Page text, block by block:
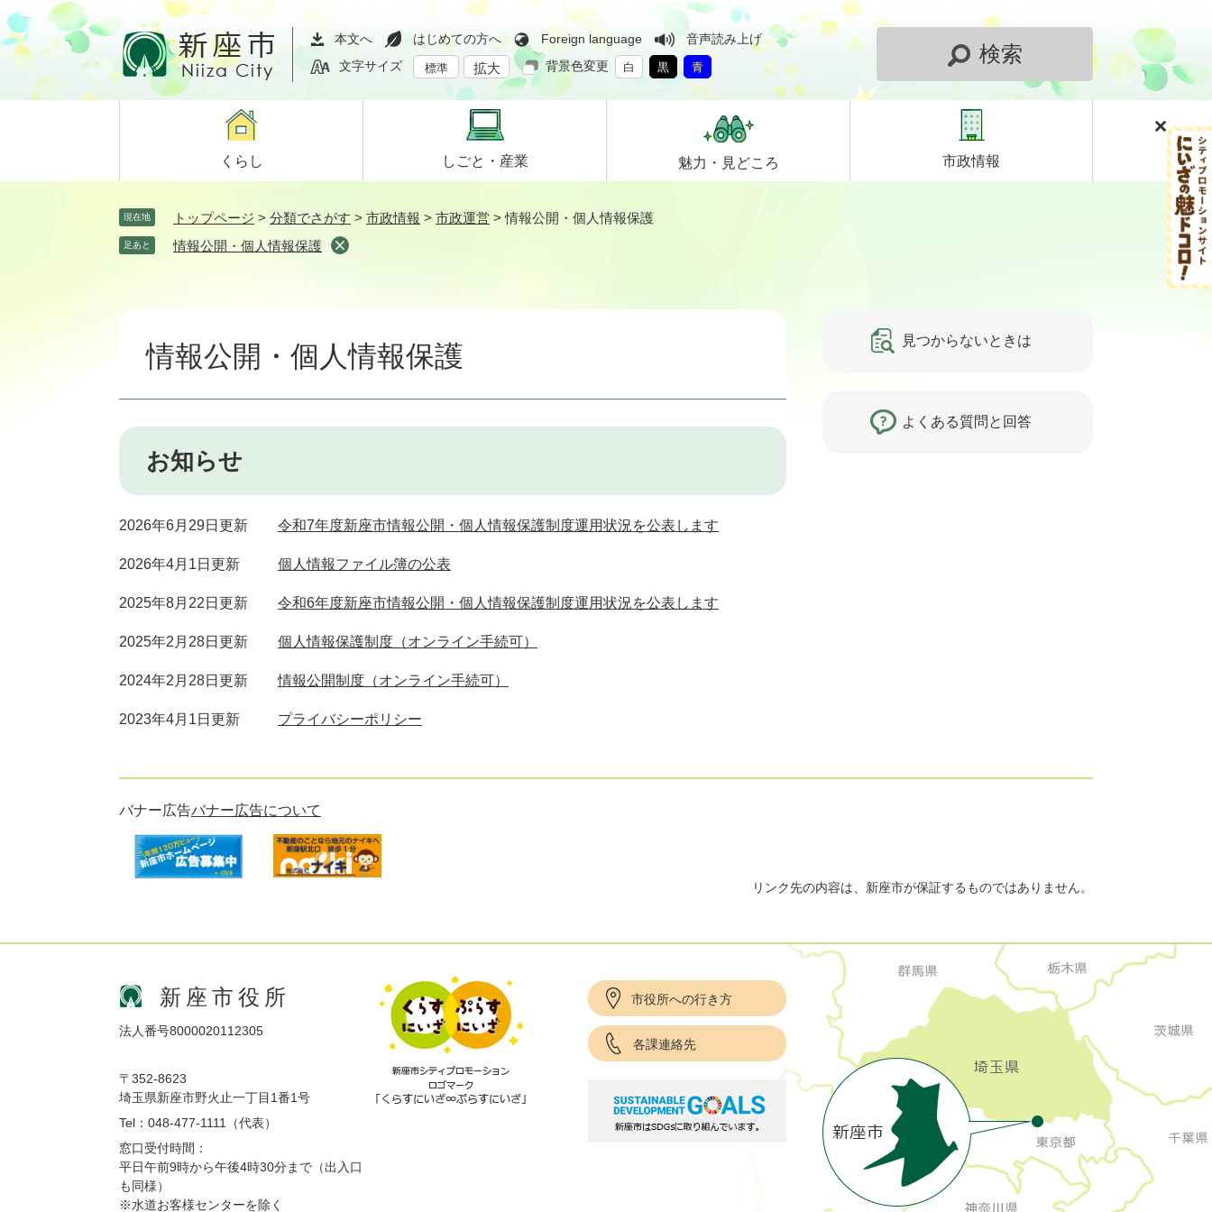
ペ
ー
ジ
メ
ニ
ュ
て
本文へ はじめての方へ Foreign language
音声読み上げ
文字サイズ
標準 拡大 背景色変更 白 黒 青
検索
くらし しごと・ 産業 魅力・ 見どころ 市政情報
現在地 トップページ > 分類でさがす > 市政情報 > 市政運営 >情報公開・個人情報保護
足あと 情報公開・個人情報保護
情報公開・個人情報保護
お知らせ
2026年6月29日更新 令和7年度新座市情報公開・個人情報保護制度運用状況を公表します
2026年4月1日更新 個人情報ファイル簿の公表
2025年8月22日更新 令和6年度新座市情報公開・個人情報保護制度運用状況を公表します
2025年2月28日更新 個人情報保護制度（オンライン手続可）
2024年2月28日更新 情報公開制度（オンライン手続可）
2023年4月1日更新 プライバシーポリシー
見つからないときは
よくある質問と回答
バナー広告バナー広告について
リンク先の内容は、新座市が保証するものではありません。
新座市役所
法人番号8000020112305
〒352-8623
埼玉県新座市野火止一丁目1番1号
Tel：048-477-1111（代表）
窓口受付時間：
平日午前9時から午後4時30分まで（出入口
も同様）
※水道お客様センターを除く
市役所への行き方
各課連絡先